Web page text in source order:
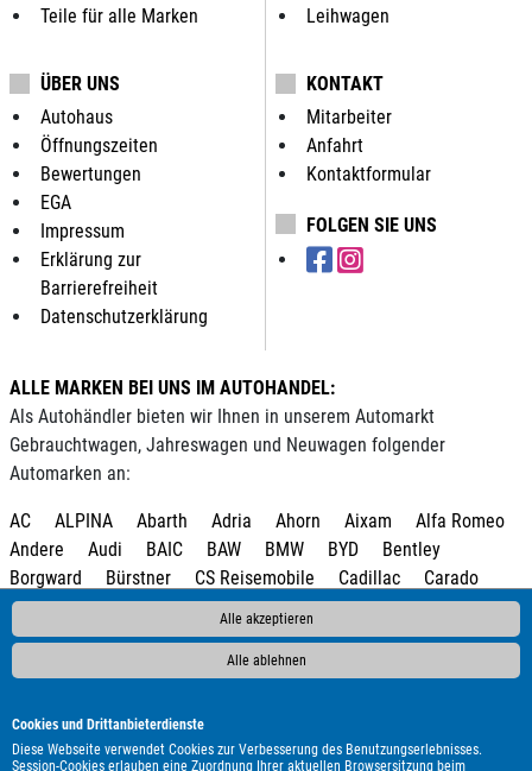
Alle akzeptieren
Alle ablehnen
Cookies und Drittanbieterdienste
Diese Webseite verwendet Cookies zur Verbesserung des Benutzungserlebnisses.
Session-Cookies erlauben eine Zuordnung Ihrer aktuellen Browsersitzung beim
Teile für alle Marken
Leihwagen
ÜBER UNS
Autohaus
Öffnungszeiten
Bewertungen
EGA
Impressum
Erklärung zur
Barrierefreiheit
Datenschutzerklärung
KONTAKT
Mitarbeiter
Anfahrt
Kontaktformular
FOLGEN SIE UNS
ALLE MARKEN BEI UNS IM AUTOHANDEL:
Als Autohändler bieten wir Ihnen in unserem Automarkt
Gebrauchtwagen, Jahreswagen und Neuwagen folgender
Automarken an:
AC ALPINA Abarth Adria Ahorn Aixam
Alfa Romeo
Andere
Audi BAIC BAW BMW BYD
Bentley
Borgward
Bürstner CS Reisemobile Cadillac
Carado
Carthago
Chausson Chevrolet Citroën Clever
Corvette
Cupra
DAF DFM DFSK DS Automobiles
Dacia
Etrusco
HYMER / ERIBA / HYMERCAR
Honda
Hyundai Infiniti Isuzu Itineo Iveco
JAC